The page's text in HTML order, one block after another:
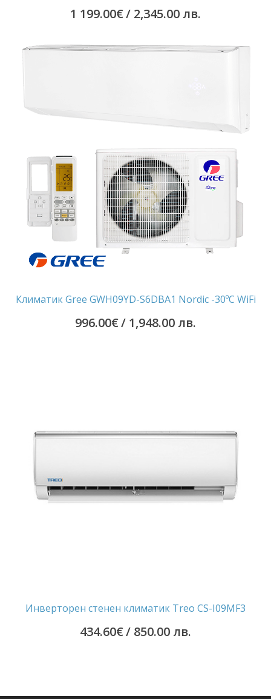
1
лв..
1 199.00€/ 2,345.00 лв.
е:
2,345.00
лв..
Климатик Gree GWH09YD-S6DBA1 Nordic -30ºС WiFi
996.00€/ 1,948.00 лв.
Инверторен стенен климатик Treo CS-I09MF3
434.60€/ 850.00 лв.